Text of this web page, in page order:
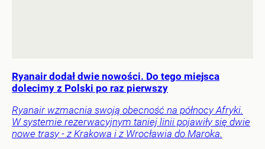
Ryanair dodał dwie nowości. Do tego miejsca
dolecimy z Polski po raz pierwszy
Ryanair wzmacnia swoją obecność na północy Afryki.
W systemie rezerwacyjnym taniej linii pojawiły się dwie
nowe trasy - z Krakowa i z Wrocławia do Maroka.